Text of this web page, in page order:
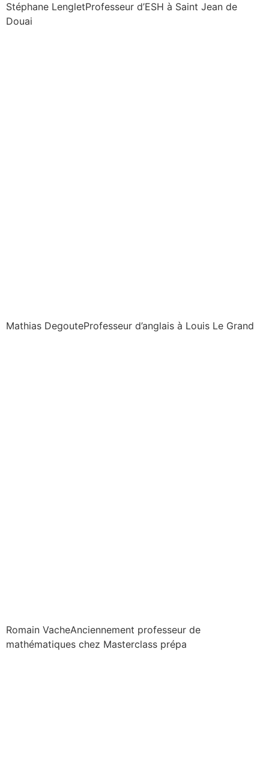
Stéphane LengletProfesseur d’ESH à Saint Jean de
Douai
Mathias DegouteProfesseur d’anglais à Louis Le Grand
Romain VacheAnciennement professeur de
mathématiques chez Masterclass prépa